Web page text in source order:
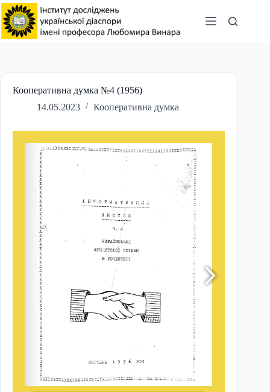
Перейти
до
вмісту
Кооперативна думка №4 (1956)
14.05.2023
Кооперативна думка